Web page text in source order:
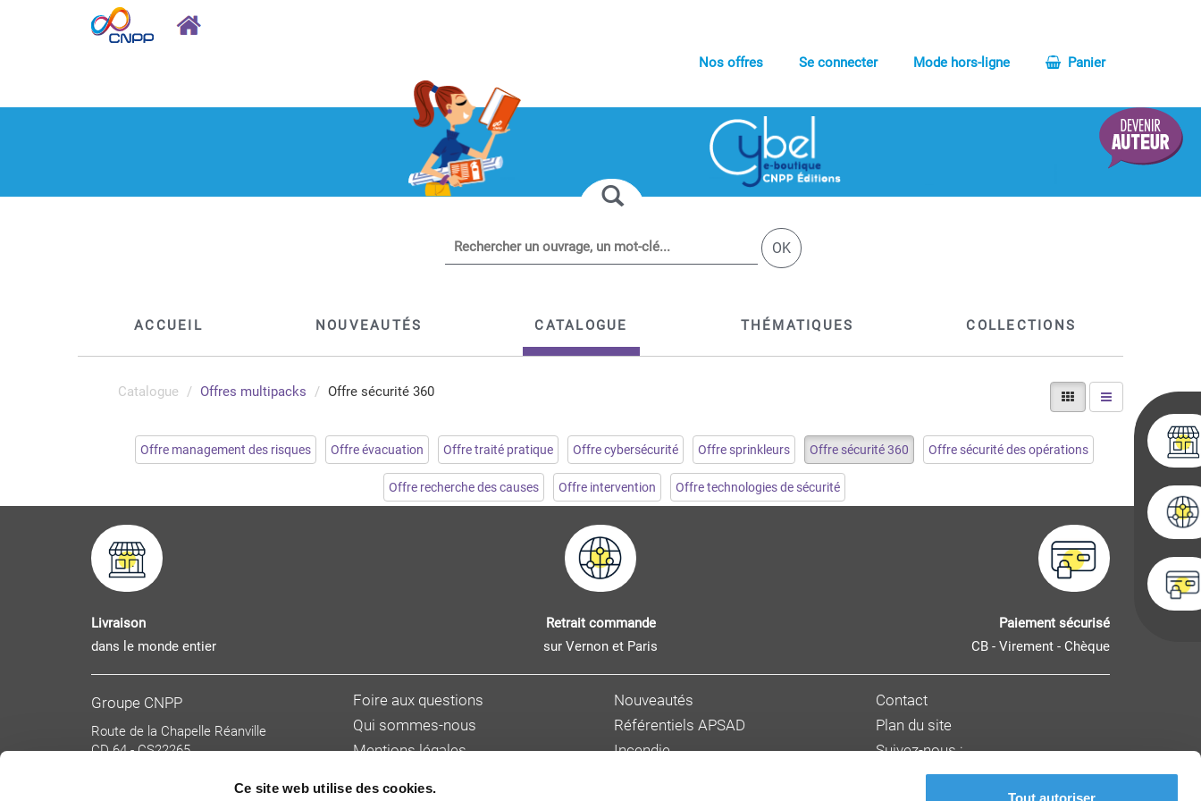
Ce site web utilise des cookies.
Tout autoriser
Nos offres Se connecter Mode hors-ligne Panier
OK
ACCUEIL NOUVEAUTÉS CATALOGUE THÉMATIQUES COLLECTIONS
Catalogue Offres multipacks Offre sécurité 360
Offre management des risques Offre évacuation Offre traité pratique Offre cybersécurité Offre sprinkleurs Offre sécurité 360 Offre sécurité des opérations
Offre recherche des causes Offre intervention Offre technologies de sécurité
Livraison
dans le monde entier
Retrait commande
sur Vernon et Paris
Paiement sécurisé
CB - Virement - Chèque
Groupe CNPP
Route de la Chapelle Réanville
CD 64 - CS22265
Foire aux questions
Qui sommes-nous
Mentions légales
Nouveautés
Référentiels APSAD
Incendie
Contact
Plan du site
Suivez-nous :